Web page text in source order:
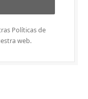
Políticas de
web.